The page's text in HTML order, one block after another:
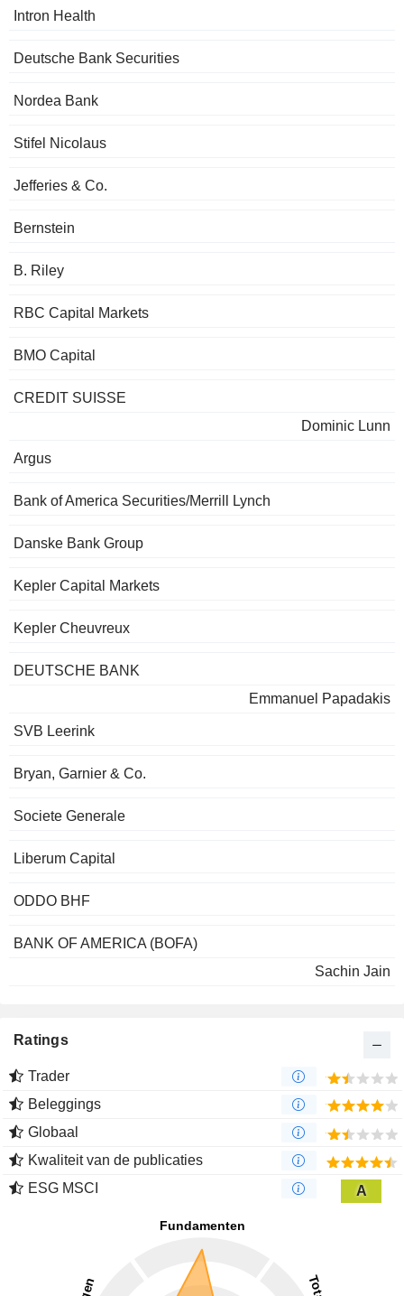
Intron Health
Deutsche Bank Securities
Nordea Bank
Stifel Nicolaus
Jefferies & Co.
Bernstein
B. Riley
RBC Capital Markets
BMO Capital
CREDIT SUISSE
Dominic Lunn
Argus
Bank of America Securities/Merrill Lynch
Danske Bank Group
Kepler Capital Markets
Kepler Cheuvreux
DEUTSCHE BANK
Emmanuel Papadakis
SVB Leerink
Bryan, Garnier & Co.
Societe Generale
Liberum Capital
ODDO BHF
BANK OF AMERICA (BOFA)
Sachin Jain
Ratings
Trader
Beleggings
Globaal
Kwaliteit van de publicaties
ESG MSCI
A